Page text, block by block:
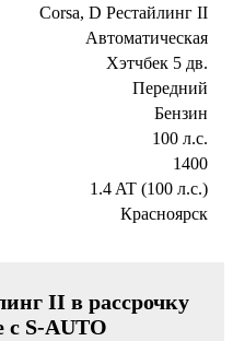
Corsa, D Рестайлинг II
Автоматическая
Хэтчбек 5 дв.
Передний
Бензин
100 л.с.
1400
1.4 AT (100 л.с.)
Красноярск
II в рассрочку
с S-AUTO